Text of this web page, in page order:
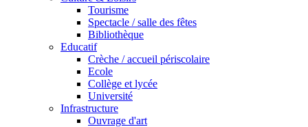
Tourisme
Spectacle / salle des fêtes
Bibliothèque
Educatif
Crèche / accueil périscolaire
Ecole
Collège et lycée
Université
Infrastructure
Ouvrage d'art